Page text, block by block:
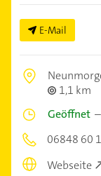
E-Mail
1,1 km
Geöffnet –
06848 60
Webseite